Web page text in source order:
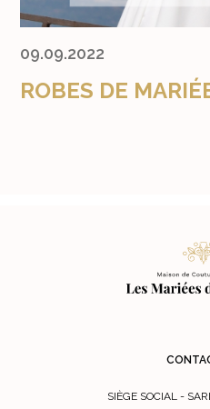
09.09.2022
ROBES DE
SIÈGE SOCIAL -